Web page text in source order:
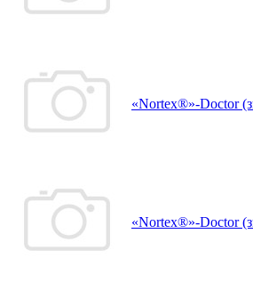
«Nortex®»-Doctor
«Nortex®»-Doctor